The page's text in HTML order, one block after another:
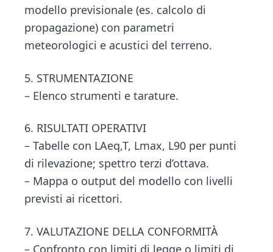
modello previsionale (es. calcolo di
propagazione) con parametri
meteorologici e acustici del terreno.
5. STRUMENTAZIONE
– Elenco strumenti e tarature.
6. RISULTATI OPERATIVI
– Tabelle con LAeq,T, Lmax, L90 per punti
di rilevazione; spettro terzi d’ottava.
– Mappa o output del modello con livelli
previsti ai ricettori.
7. VALUTAZIONE DELLA CONFORMITÀ